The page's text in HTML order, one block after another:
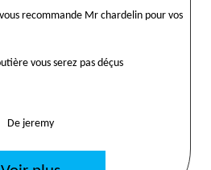
recommande Mr chardelin pour vos
vous serez pas déçus
De jeremy